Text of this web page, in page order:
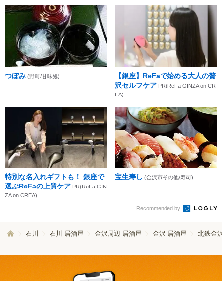
つぼみ (野町/甘味処)
【銀座】ReFaで始める大人の贅
沢セルフケア PR(ReFa GINZA on CR
EA)
特別な名入れギフトも！ 銀座で
選ぶReFaの上質ケア PR(ReFa GIN
ZA on CREA)
宝生寿し (金沢市その他/寿司)
Recommended by
石川 石川 居酒屋 金沢周辺 居酒屋 金沢 居酒屋 北鉄金